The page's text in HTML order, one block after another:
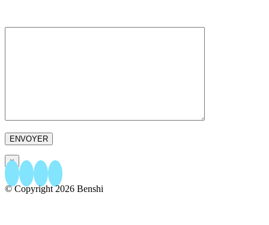
×
© Copyright2026 Benshi